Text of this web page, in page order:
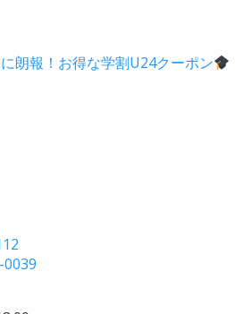
朗報！お得な学割U24クーポン